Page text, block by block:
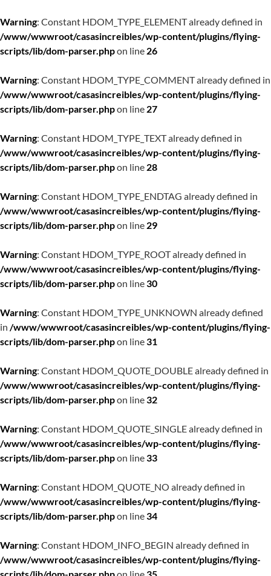
Warning: Constant HDOM_TYPE_ELEMENT already defined in
/www/wwwroot/casasincreibles/wp-content/plugins/flying-
scripts/lib/dom-parser.phpon line 26
Warning: Constant HDOM_TYPE_COMMENT already defined in
/www/wwwroot/casasincreibles/wp-content/plugins/flying-
scripts/lib/dom-parser.phpon line 27
Warning: Constant HDOM_TYPE_TEXT already defined in
/www/wwwroot/casasincreibles/wp-content/plugins/flying-
scripts/lib/dom-parser.phpon line 28
Warning: Constant HDOM_TYPE_ENDTAG already defined in
/www/wwwroot/casasincreibles/wp-content/plugins/flying-
scripts/lib/dom-parser.phpon line 29
Warning: Constant HDOM_TYPE_ROOT already defined in
/www/wwwroot/casasincreibles/wp-content/plugins/flying-
scripts/lib/dom-parser.phpon line30
Warning: Constant HDOM_TYPE_UNKNOWN already defined
in /www/wwwroot/casasincreibles/wp-content/plugins/flying-
scripts/lib/dom-parser.phpon line31
Warning: Constant HDOM_QUOTE_DOUBLE already defined in
/www/wwwroot/casasincreibles/wp-content/plugins/flying-
scripts/lib/dom-parser.phpon line32
Warning: Constant HDOM_QUOTE_SINGLE already defined in
/www/wwwroot/casasincreibles/wp-content/plugins/flying-
scripts/lib/dom-parser.phpon line33
Warning: Constant HDOM_QUOTE_NO already defined in
/www/wwwroot/casasincreibles/wp-content/plugins/flying-
scripts/lib/dom-parser.phpon line34
Warning: Constant HDOM_INFO_BEGIN already defined in
/www/wwwroot/casasincreibles/wp-content/plugins/flying-